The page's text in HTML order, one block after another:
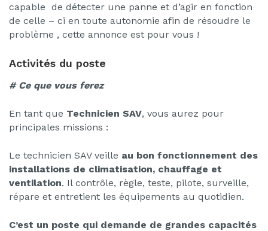
capable de détecter une panne et d’agir en fonction
de celle – ci en toute autonomie afin de résoudre le
problème , cette annonce est pour vous !
Activités du poste
# Ce que vous ferez
En tant que Technicien SAV, vous aurez pour
principales missions :
Le technicien SAV veille au bon fonctionnement des
installations de climatisation, chauffage et
ventilation. Il contrôle, règle, teste, pilote, surveille,
répare et entretient les équipements au quotidien.
C’est un poste qui demande de grandes capacités